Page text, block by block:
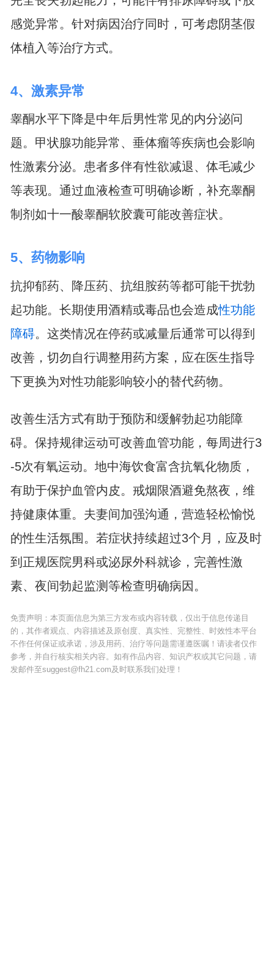
感觉异常。针对病因治疗同时，可考虑阴茎假
体植入等治疗方式。
4、激素异常
睾酮水平下降是中年后男性常见的内分泌问
题。甲状腺功能异常、垂体瘤等疾病也会影响
性激素分泌。患者多伴有性欲减退、体毛减少
等表现。通过血液检查可明确诊断，补充睾酮
制剂如十一酸睾酮软胶囊可能改善症状。
5、药物影响
抗抑郁药、降压药、抗组胺药等都可能干扰勃
起功能。长期使用酒精或毒品也会造成性功能
障碍。这类情况在停药或减量后通常可以得到
改善，切勿自行调整用药方案，应在医生指导
下更换为对性功能影响较小的替代药物。
改善生活方式有助于预防和缓解勃起功能障
碍。保持规律运动可改善血管功能，每周进行3
-5次有氧运动。地中海饮食富含抗氧化物质，
有助于保护血管内皮。戒烟限酒避免熬夜，维
持健康体重。夫妻间加强沟通，营造轻松愉悦
的性生活氛围。若症状持续超过3个月，应及时
到正规医院男科或泌尿外科就诊，完善性激
素、夜间勃起监测等检查明确病因。
免责声明：本页面信息为第三方发布或内容转载，仅出于信息传递目
的，其作者观点、内容描述及原创度、真实性、完整性、时效性本平台
不作任何保证或承诺，涉及用药、治疗等问题需谨遵医嘱！请读者仅作
参考，并自行核实相关内容。如有作品内容、知识产权或其它问题，请
发邮件至suggest@fh21.com及时联系我们处理！